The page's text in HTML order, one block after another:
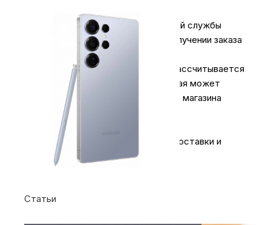
Оплата за доставку любой почтовой службы
осуществляется отдельно, при получении заказа
и не входит в сумму заказа.
При оформлении заказа на сайте рассчитывается
примерная сумма доставки, которая может
измениться в силу не зависящих от магазина
Более подробная информация по доставки и
оплате на
Статьи